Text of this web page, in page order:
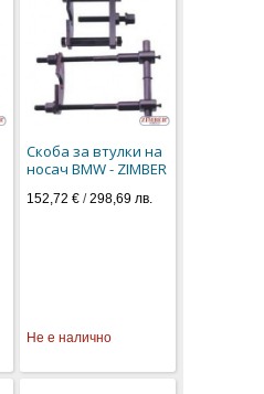
Скоба за втулки на
носач BMW - ZIMBER
152,72 €/298,69 лв.
Не е налично